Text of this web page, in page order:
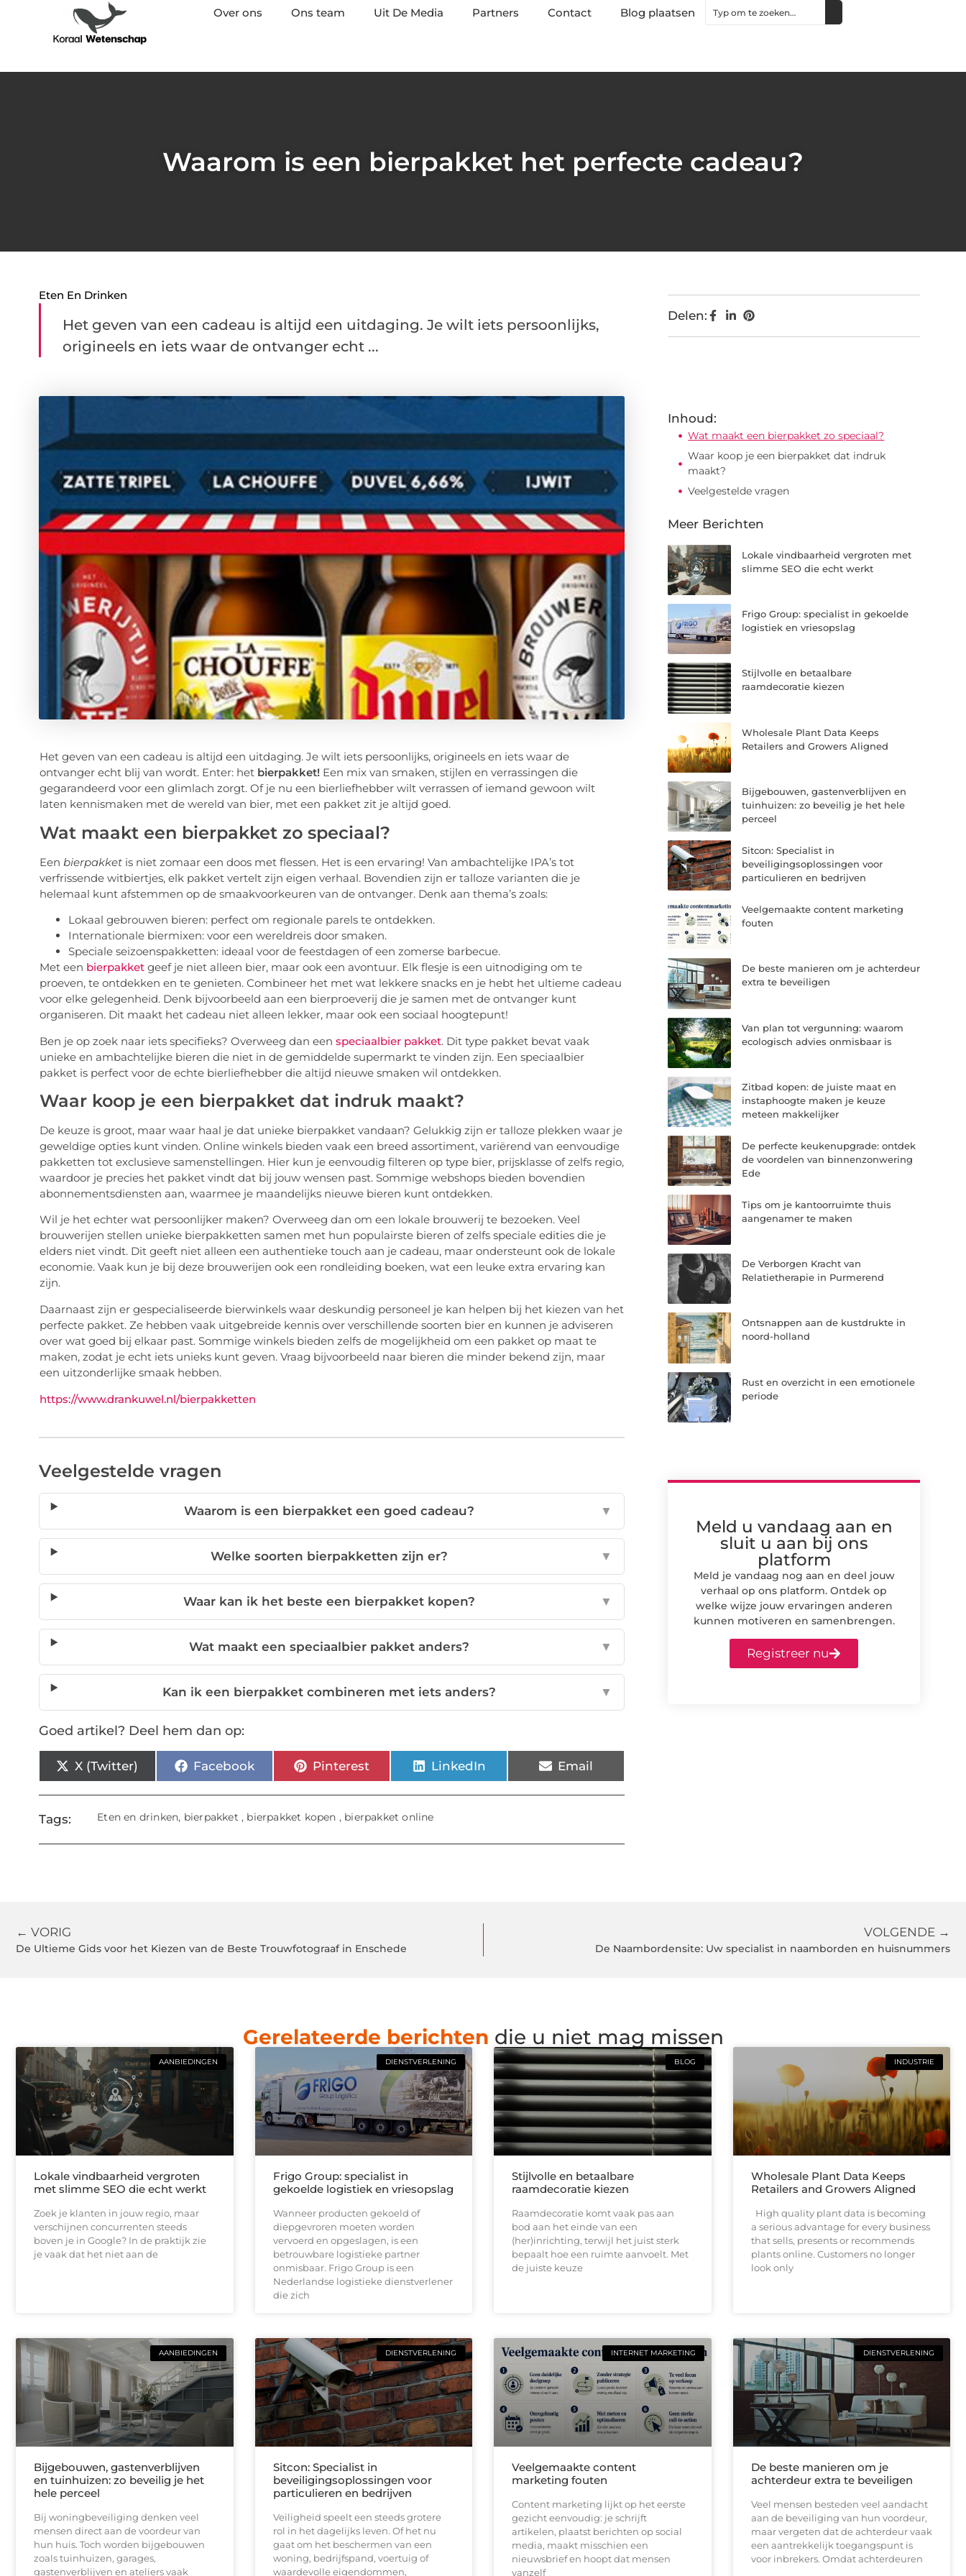
Over ons Ons team Uit De Media Partners Contact Blog plaatsen
Waarom is een bierpakket het perfecte cadeau?
Eten En Drinken
Het geven van een cadeau is altijd een uitdaging. Je wilt iets persoonlijks,
origineels en iets waar de ontvanger echt ...
Het geven van een cadeau is altijd een uitdaging. Je wilt iets persoonlijks, origineels en iets waar de
ontvanger echt blij van wordt. Enter: het bierpakket!Een mix van smaken, stijlen en verrassingen die
gegarandeerd voor een glimlach zorgt. Of je nu een bierliefhebber wilt verrassen of iemand gewoon wilt
laten kennismaken met de wereld van bier, met een pakket zit je altijd goed.
Wat maakt een bierpakket zo speciaal?
Een bierpakketis niet zomaar een doos met flessen. Het is een ervaring! Van ambachtelijke IPA’s tot
verfrissende witbiertjes, elk pakket vertelt zijn eigen verhaal. Bovendien zijn er talloze varianten die je
helemaal kunt afstemmen op de smaakvoorkeuren van de ontvanger. Denk aan thema’s zoals:
Lokaal gebrouwen bieren: perfect om regionale parels te ontdekken.
Internationale biermixen: voor een wereldreis door smaken.
Speciale seizoenspakketten: ideaal voor de feestdagen of een zomerse barbecue.
Met een bierpakketgeef je niet alleen bier, maar ook een avontuur. Elk flesje is een uitnodiging om te
proeven, te ontdekken en te genieten. Combineer het met wat lekkere snacks en je hebt het ultieme cadeau
voor elke gelegenheid. Denk bijvoorbeeld aan een bierproeverij die je samen met de ontvanger kunt
organiseren. Dit maakt het cadeau niet alleen lekker, maar ook een sociaal hoogtepunt!
Ben je op zoek naar iets specifieks? Overweeg dan een speciaalbier pakket. Dit type pakket bevat vaak
unieke en ambachtelijke bieren die niet in de gemiddelde supermarkt te vinden zijn. Een speciaalbier
pakket is perfect voor de echte bierliefhebber die altijd nieuwe smaken wil ontdekken.
Waar koop je een bierpakket dat indruk maakt?
De keuze is groot, maar waar haal je dat unieke bierpakket vandaan? Gelukkig zijn er talloze plekken waar je
geweldige opties kunt vinden. Online winkels bieden vaak een breed assortiment, variërend van eenvoudige
pakketten tot exclusieve samenstellingen. Hier kun je eenvoudig filteren op type bier, prijsklasse of zelfs regio,
waardoor je precies het pakket vindt dat bij jouw wensen past. Sommige webshops bieden bovendien
abonnementsdiensten aan, waarmee je maandelijks nieuwe bieren kunt ontdekken.
Wil je het echter wat persoonlijker maken? Overweeg dan om een lokale brouwerij te bezoeken. Veel
brouwerijen stellen unieke bierpakketten samen met hun populairste bieren of zelfs speciale edities die je
elders niet vindt. Dit geeft niet alleen een authentieke touch aan je cadeau, maar ondersteunt ook de lokale
economie. Vaak kun je bij deze brouwerijen ook een rondleiding boeken, wat een leuke extra ervaring kan
zijn.
Daarnaast zijn er gespecialiseerde bierwinkels waar deskundig personeel je kan helpen bij het kiezen van het
perfecte pakket. Ze hebben vaak uitgebreide kennis over verschillende soorten bier en kunnen je adviseren
over wat goed bij elkaar past. Sommige winkels bieden zelfs de mogelijkheid om een pakket op maat te
maken, zodat je echt iets unieks kunt geven. Vraag bijvoorbeeld naar bieren die minder bekend zijn, maar
een uitzonderlijke smaak hebben.
https://www.drankuwel.nl/bierpakketten
Veelgestelde vragen
Waarom is een bierpakket een goed cadeau? ▼
Welke soorten bierpakketten zijn er? ▼
Waar kan ik het beste een bierpakket kopen? ▼
Wat maakt een speciaalbier pakket anders? ▼
Kan ik een bierpakket combineren met iets anders? ▼
Goed artikel? Deel hem dan op:
X (Twitter) Facebook Pinterest LinkedIn Email
Tags: Eten en drinken, bierpakket , bierpakket kopen , bierpakket online
Delen:
Inhoud:
Wat maakt een bierpakket zo speciaal?
Waar koop je een bierpakket dat indruk
maakt?
Veelgestelde vragen
Meer Berichten
Lokale vindbaarheid vergroten met
slimme SEO die echt werkt
Frigo Group: specialist in gekoelde
logistiek en vriesopslag
Stijlvolle en betaalbare
raamdecoratie kiezen
Wholesale Plant Data Keeps
Retailers and Growers Aligned
Bijgebouwen, gastenverblijven en
tuinhuizen: zo beveilig je het hele
perceel
Sitcon: Specialist in
beveiligingsoplossingen voor
particulieren en bedrijven
Veelgemaakte content marketing
fouten
De beste manieren om je achterdeur
extra te beveiligen
Van plan tot vergunning: waarom
ecologisch advies onmisbaar is
Zitbad kopen: de juiste maat en
instaphoogte maken je keuze
meteen makkelijker
De perfecte keukenupgrade: ontdek
de voordelen van binnenzonwering
Ede
Tips om je kantoorruimte thuis
aangenamer te maken
De Verborgen Kracht van
Relatietherapie in Purmerend
Ontsnappen aan de kustdrukte in
noord-holland
Rust en overzicht in een emotionele
periode
Meld u vandaag aan en
sluit u aan bij ons
platform
Meld je vandaag nog aan en deel jouw
verhaal op ons platform. Ontdek op
welke wijze jouw ervaringen anderen
kunnen motiveren en samenbrengen.
Registreer nu
← VORIG
De Ultieme Gids voor het Kiezen van de Beste Trouwfotograaf in Enschede
VOLGENDE →
De Naambordensite: Uw specialist in naamborden en huisnummers
Gerelateerde berichten die u niet mag missen
AANBIEDINGEN
Lokale vindbaarheid vergroten
met slimme SEO die echt werkt
Zoek je klanten in jouw regio, maar
verschijnen concurrenten steeds
boven je in Google? In de praktijk zie
je vaak dat het niet aan de
DIENSTVERLENING
Frigo Group: specialist in
gekoelde logistiek en vriesopslag
Wanneer producten gekoeld of
diepgevroren moeten worden
vervoerd en opgeslagen, is een
betrouwbare logistieke partner
onmisbaar. Frigo Group is een
Nederlandse logistieke dienstverlener
die zich
BLOG
Stijlvolle en betaalbare
raamdecoratie kiezen
Raamdecoratie komt vaak pas aan
bod aan het einde van een
(her)inrichting, terwijl het juist sterk
bepaalt hoe een ruimte aanvoelt. Met
de juiste keuze
INDUSTRIE
Wholesale Plant Data Keeps
Retailers and Growers Aligned
High quality plant data is becoming
a serious advantage for every business
that sells, presents or recommends
plants online. Customers no longer
look only
AANBIEDINGEN
Bijgebouwen, gastenverblijven
en tuinhuizen: zo beveilig je het
hele perceel
Bij woningbeveiliging denken veel
mensen direct aan de voordeur van
hun huis. Toch worden bijgebouwen
zoals tuinhuizen, garages,
gastenverblijven en ateliers vaak
DIENSTVERLENING
Sitcon: Specialist in
beveiligingsoplossingen voor
particulieren en bedrijven
Veiligheid speelt een steeds grotere
rol in het dagelijks leven. Of het nu
gaat om het beschermen van een
woning, bedrijfspand, voertuig of
waardevolle eigendommen,
INTERNET MARKETING
Veelgemaakte content
marketing fouten
Content marketing lijkt op het eerste
gezicht eenvoudig: je schrijft
artikelen, plaatst berichten op social
media, maakt misschien een
nieuwsbrief en hoopt dat mensen
vanzelf
DIENSTVERLENING
De beste manieren om je
achterdeur extra te beveiligen
Veel mensen besteden veel aandacht
aan de beveiliging van hun voordeur,
maar vergeten dat de achterdeur vaak
een aantrekkelijk toegangspunt is
voor inbrekers. Omdat achterdeuren